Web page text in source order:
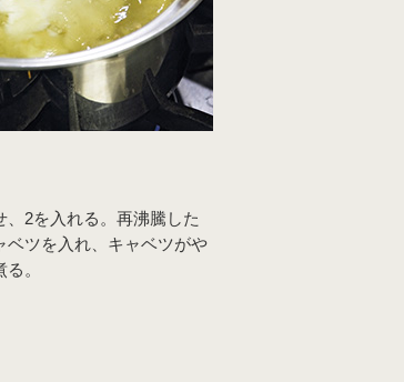
、2を入れる。再沸騰した
ベツを入れ、キャベツがや
。